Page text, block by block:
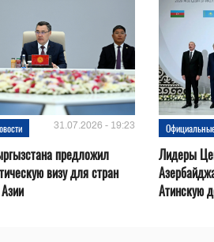
31.07.2026 - 19:23
предложил
визу для стран
Лидеры
Атинскую